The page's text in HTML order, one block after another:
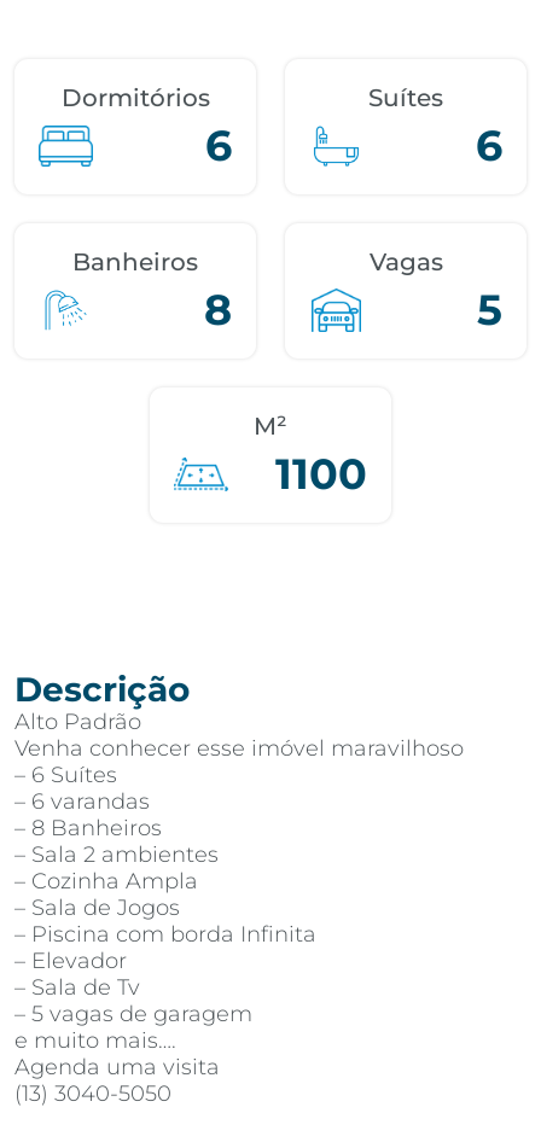
Dormitórios
6
Suítes
6
Banheiros
8
Vagas
5
M²
1100
Descrição
Alto Padrão
Venha conhecer esse imóvel maravilhoso
– 6 Suítes
– 6 varandas
– 8 Banheiros
– Sala 2 ambientes
– Cozinha Ampla
– Sala de Jogos
– Piscina com borda Infinita
– Elevador
– Sala de Tv
– 5 vagas de garagem
e muito mais….
Agenda uma visita
(13) 3040-5050